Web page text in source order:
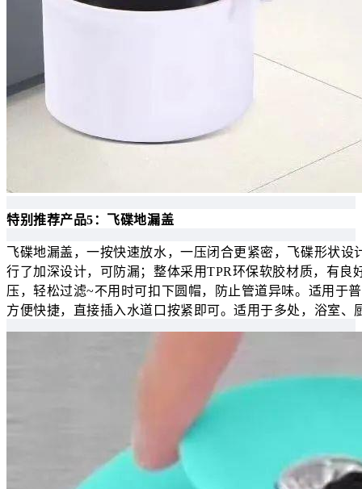
特别推荐产品5：飞碟地漏盖
飞碟地漏盖，一按快速放水，一压闭合更紧密，飞碟形状
行了加深设计，可防漏；整体采用TPR环保软胶材质，有
压，轻松过滤~不用时可扣下圆帽，防止管道异味。适用于
方便快捷，直接插入水道口按紧即可。适用于多处，浴室、